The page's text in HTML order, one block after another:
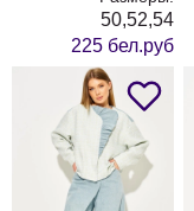
50,52,54
225 бел.руб